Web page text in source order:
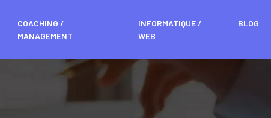
COACHING /
MANAGEMENT
INFORMATIQUE /
WEB
BLOG